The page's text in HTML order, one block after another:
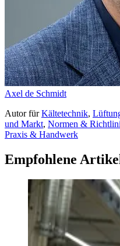
Axel de Schmidt
AutorfürKältetechnik,
und Markt, Normen &
Praxis & Handwerk
Empfohlene